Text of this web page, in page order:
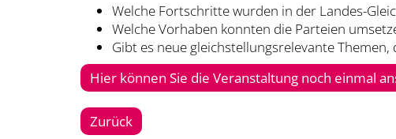
Welche Fortschritte wurden in der Landes-
Welche Vorhaben konnten die Parteien
Gibt es neue gleichstellungsrelevante
Hier können Sie die Veranstaltung noch einmal
Zurück